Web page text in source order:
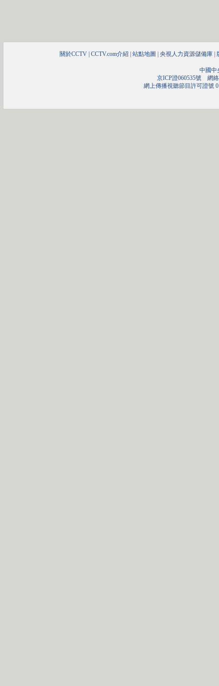
關於CCTV | CCTV.com介紹 | 站點地圖 | 央視人力資源儲備庫 |
中國中
京ICP證060535號 網絡
網上傳播視聽節目許可證號